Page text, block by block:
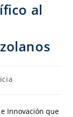
al
Innovación que